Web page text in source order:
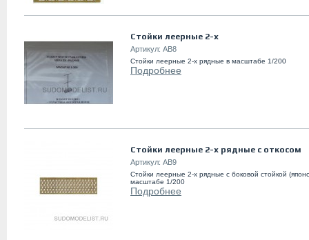
Стойки леерные 2-х
Артикул: AB8
Стойки леерные 2-х рядные в масштабе 1/200
Подробнее
Стойки леерные 2-х рядные с откосом
Артикул: AB9
Стойки леерные 2-х рядные с боковой стойкой
масштабе 1/200
Подробнее